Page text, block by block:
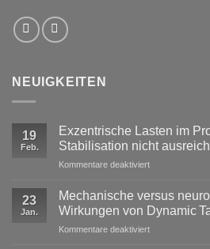
NEUIGKEITEN
19
Feb.
Exzentrische Lasten im
Stabilisation nicht
Kommentare deaktiviertfür
im
Profisport
–
23
Jan.
Mechanische versus
Wirkungen von Dynamic
Kommentare deaktiviertfür